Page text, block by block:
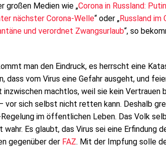
großen Medien wie „Corona in Russland:
nächster Corona-Welle“ oder „Russland im
und verordnet Zwangsurlaub“, so
man den Eindruck, es herrscht eine
dass vom Virus eine Gefahr ausgeht, und
machtlos, weil sie kein Vertrauen
vor sich selbst nicht retten kann. Deshalb
im öffentlichen Leben. Das Volk
Es glaubt, das Virus sei eine Erfindung
gegenüber der FAZ. Mit der Impfung solle